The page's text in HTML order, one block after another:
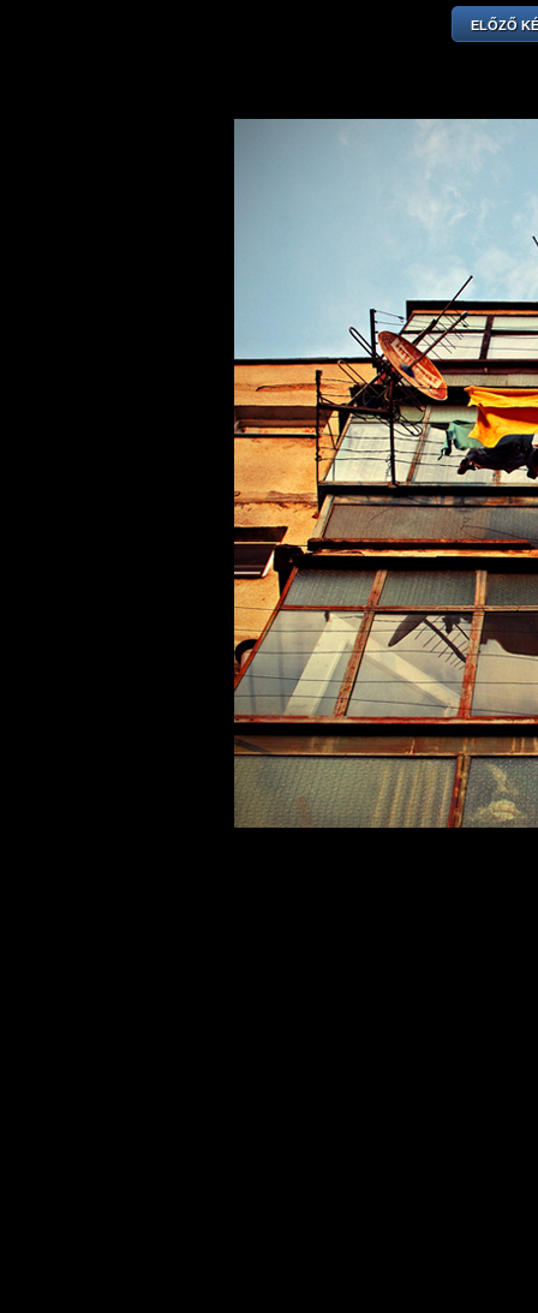
ELŐZŐ